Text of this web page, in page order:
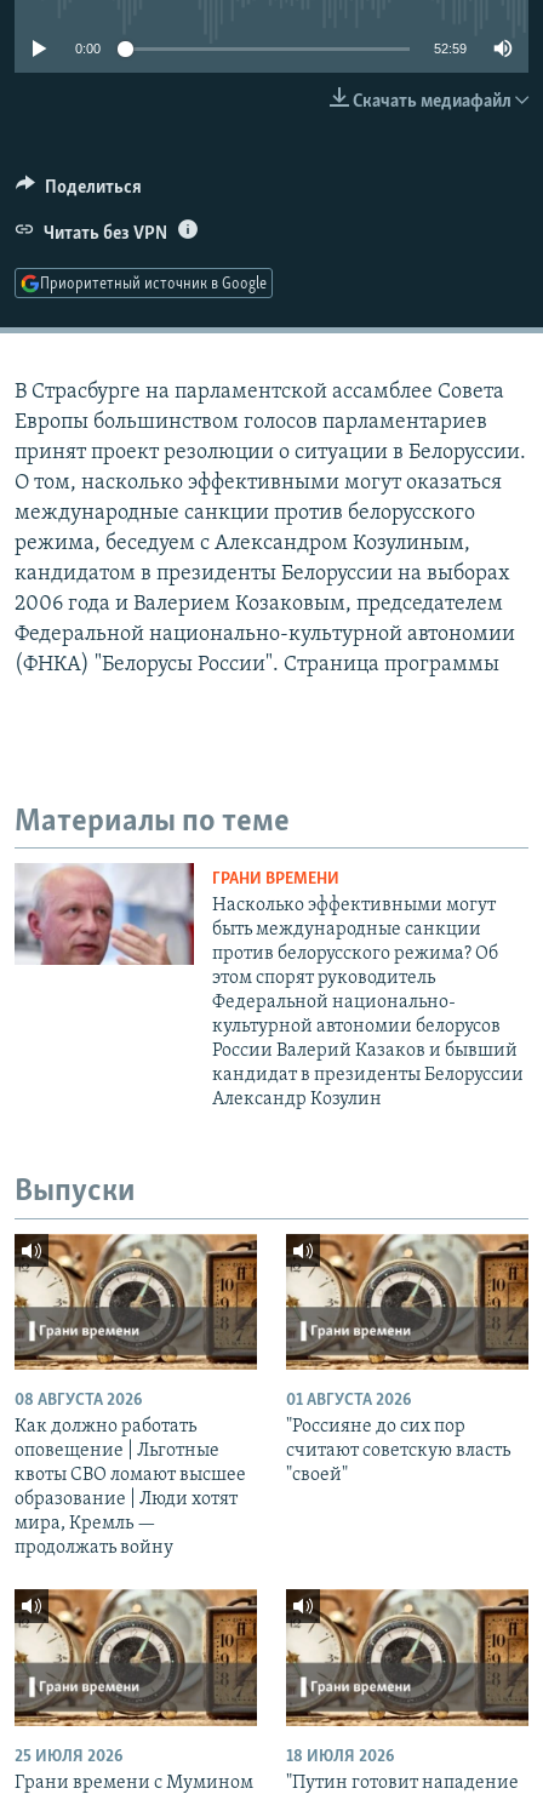
Все сайты РСЕ/РС
0:00 52:59
Скачать медиафайл
Поделиться
Читать без VPN
Приоритетный источник в Google
В Страсбурге на парламентской ассамблее Совета
Европы большинством голосов парламентариев
принят проект резолюции о ситуации в Белоруссии.
О том, насколько эффективными могут оказаться
международные санкции против белорусского
режима, беседуем с Александром Козулиным,
кандидатом в президенты Белоруссии на выборах
2006 года и Валерием Козаковым, председателем
Федеральной национально-культурной автономии
(ФНКА) "Белорусы России". Страница программы
Материалы по теме
ГРАНИ ВРЕМЕНИ
Насколько эффективными могут
быть международные санкции
против белорусского режима? Об
этом спорят руководитель
Федеральной национально-
культурной автономии белорусов
России Валерий Казаков и бывший
кандидат в президенты Белоруссии
Александр Козулин
Выпуски
08 АВГУСТА 2026
Как должно работать
оповещение | Льготные
квоты СВО ломают высшее
образование | Люди хотят
мира, Кремль —
продолжать войну
01 АВГУСТА 2026
"Россияне до сих пор
считают советскую власть
"своей"
25 ИЮЛЯ 2026
Грани времени с Мумином
18 ИЮЛЯ 2026
"Путин готовит нападение